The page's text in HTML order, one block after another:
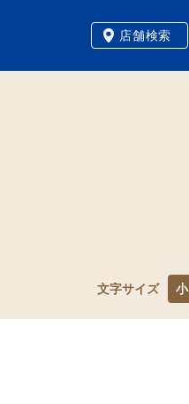
店舗検索
文字サイズ 小